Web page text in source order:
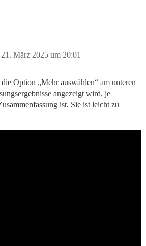
21. März 2025 um 20:01
Option „Mehr auswählen“ am unteren
angezeigt wird, je
ist. Sie ist leicht zu